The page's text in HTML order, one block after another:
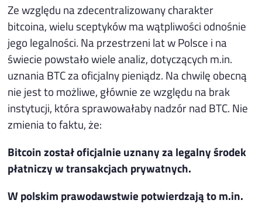
Ze względu na zdecentralizowany charakter
bitcoina, wielu sceptyków ma wątpliwości odnośnie
jego legalności. Na przestrzeni lat w Polsce i na
świecie powstało wiele analiz, dotyczących m.in.
uznania BTC za oficjalny pieniądz. Na chwilę obecną
nie jest to możliwe, głównie ze względu na brak
instytucji, która sprawowałaby nadzór nad BTC. Nie
zmienia to faktu, że:
Bitcoin został oficjalnie uznany za legalny środek
płatniczy w transakcjach prywatnych.
W polskim prawodawstwie potwierdzają to m.in.